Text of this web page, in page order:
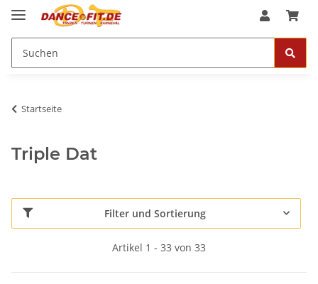
Startseite
Triple Dat
Filter und Sortierung
Artikel 1 - 33 von 33